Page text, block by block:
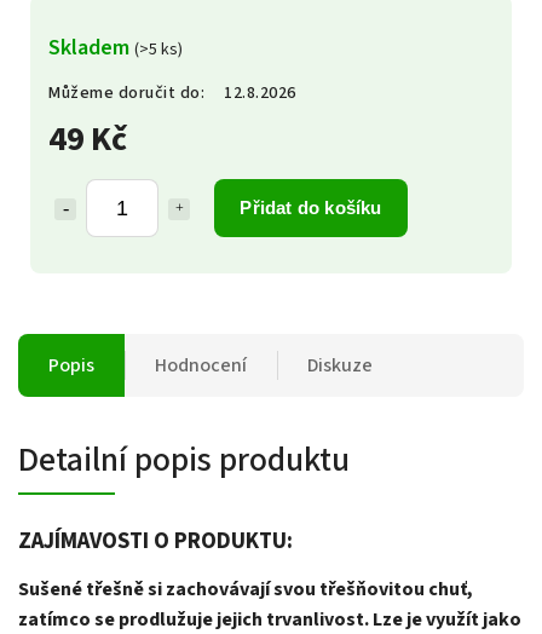
49 Kč
Přidat do košíku
Skladem (>5 ks)
Můžeme doručit do:
12.8.2026
Popis Hodnocení Diskuze
Detailní popis produktu
ZAJÍMAVOSTI O PRODUKTU:
Sušené třešně si zachovávají svou třešňovitou chuť,
zatímco se prodlužuje jejich trvanlivost. Lze je využít jako